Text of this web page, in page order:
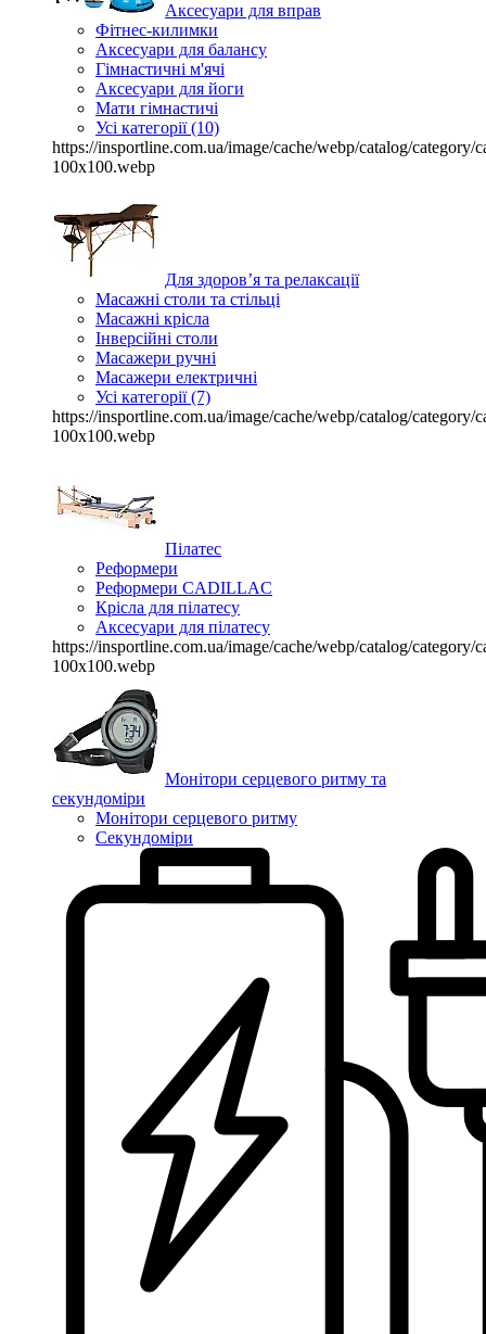
Аксесуари для вправ
Фітнес-килимки
Аксесуари для балансу
Гімнастичні м'ячі
Аксесуари для йоги
Мати гімнастичі
Усі категорії (10)
https://insportline.com.ua/image/cache/webp/catalog/category/
100x100.webp
Для здоров’я та релаксації
Масажні столи та стільці
Масажні крісла
Інверсійні столи
Масажери ручні
Масажери електричні
Усі категорії (7)
https://insportline.com.ua/image/cache/webp/catalog/category/
100x100.webp
Пілатес
Реформери
Реформери CADILLAC
Крісла для пілатесу
Аксесуари для пілатесу
https://insportline.com.ua/image/cache/webp/catalog/category/
100x100.webp
Монітори серцевого ритму та
секундоміри
Монітори серцевого ритму
Секундоміри